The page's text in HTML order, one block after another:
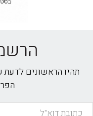
תהיו הראשונים